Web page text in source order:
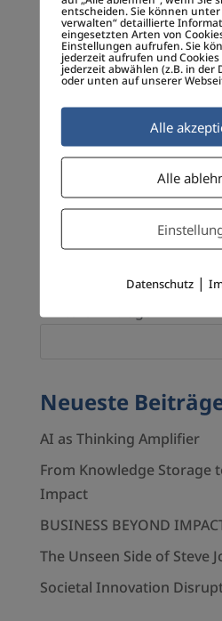
vonbmadmin|12.05.2026|
Empathie,Digitale
Hochschule München,KI,
(Übersetzung – Klaus
LinkedIn und Time
einem Jahrhundert
den transformativsten
Menschheit. Sie trieben
Revolution, das industrielle
medizinische...
« Ältere Einträge
Neueste
AI as Thinking Amplifier
From Knowledge Storage
Impact
BUSINESS BEYOND
The Unseen Side of Steve
Societal Innovation
entscheiden. Sie können
verwalten“ detaillierte
eingesetzten Arten von
Einstellungen aufrufen. Sie
jederzeit aufrufen und
jederzeit abwählen (z.B. in
oder unten auf unserer
Alle
Alle
Datenschutz |